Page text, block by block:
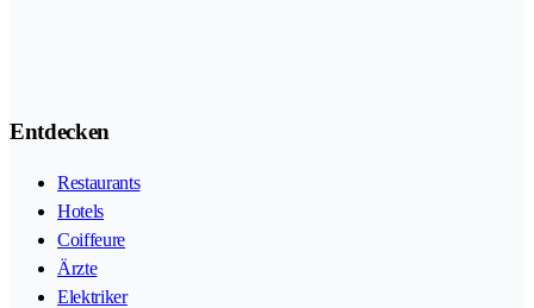
Entdecken
Restaurants
Hotels
Coiffeure
Ärzte
Elektriker